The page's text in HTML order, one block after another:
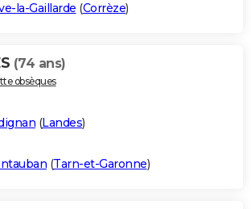
la-Gaillarde (Corrèze)
(74 ans)
obsèques
(Landes)
(Tarn-et-Garonne)